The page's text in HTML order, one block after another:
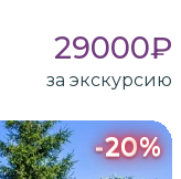
29000₽
за экскурсию
-20%